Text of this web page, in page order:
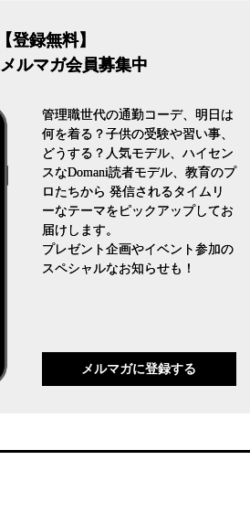
【登録無料】
ルマガ会員募集中
管理職世代の通勤コーデ、明日は
何を着る？子供の受験や習い事、
どうする？人気モデル、ハイセン
スなDomani読者モデル、教育のプ
ロたちから 発信されるタイムリ
ーなテーマをピックアップしてお
届けします。
プレゼント企画やイベント参加の
スペシャルなお知らせも！
メルマガに登録する